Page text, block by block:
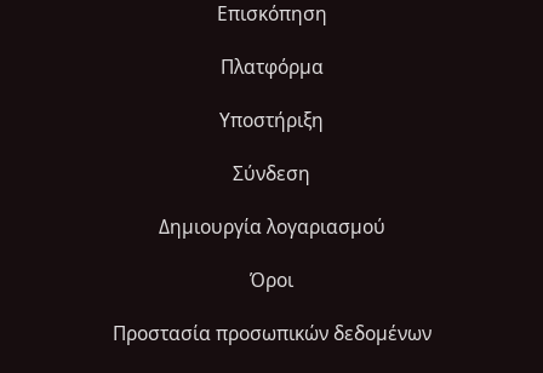
Επισκόπηση
Πλατφόρμα
Υποστήριξη
Σύνδεση
Δημιουργία λογαριασμού
Όροι
Προστασία προσωπικών δεδομένων